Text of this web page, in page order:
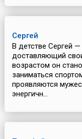
Сергей
В детстве Сергей
доставляющий
возрастом он
заниматься
проявляются
энергичн...